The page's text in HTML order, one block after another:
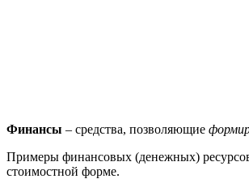
Финансы – средства, позволяющие
Примеры финансовых (денежных)
стоимостной форме.